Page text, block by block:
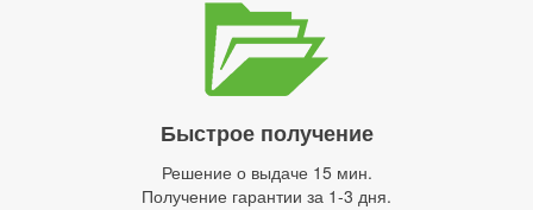
Быстрое получение
Решение о выдаче 15 мин.
Получение гарантии за 1-3 дня.